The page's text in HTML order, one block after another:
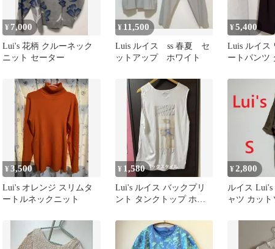
¥ 7,000
Lui's 花柄 クルーネック
ニット セーター
¥11,500
Luis ルイス ss 春夏 セ
ットアップ ホワイト
¥5,400
Luis ルイス
ートパンツ
¥3,500
Lui's オレンジ スリムタ
ートルネックニット
¥ 1,580
Lui's ルイス バックプリ
ント タンクトップ ホワ
製
¥2,800
ルイス
ャツ カット